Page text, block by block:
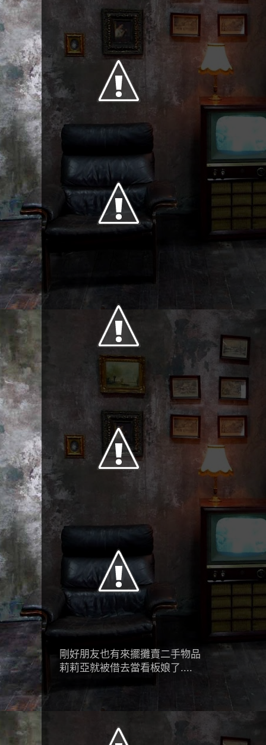
剛好朋友也有來擺攤賣二手物品
莉莉亞就被借去當看板娘了....